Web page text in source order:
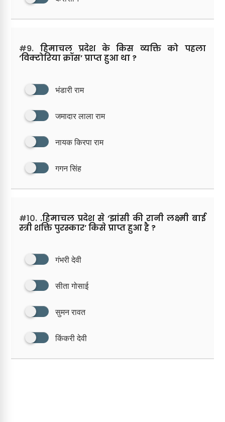
#9. हिमाचल प्रदेश के किस व्यक्ति को पहला
‘विक्टोरिया क्रॉस’ प्राप्त हुआ था ?
भंडारी राम
जमादार लाला राम
नायक किरपा राम
गगन सिंह
#10. .हिमाचल प्रदेश से ‘झांसी की रानी लक्ष्मी बाई
स्त्री शक्ति पुरस्कार’ किसे प्राप्त हुआ है ?
गंभरी देवी
सीता गोसाई
सुमन रावत
किंकरी देवी